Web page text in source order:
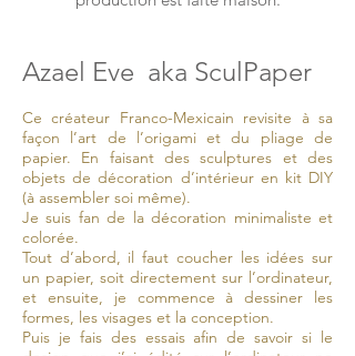
Azael Eve aka SculPaper
Ce créateur Franco-Mexicain revisite à sa
façon l’art de l’origami et du pliage de
papier. En faisant des sculptures et des
objets de décoration d’intérieur en kit DIY
(à assembler soi même).
Je suis fan de la décoration minimaliste et
colorée.
Tout d’abord, il faut coucher les idées sur
un papier, soit directement sur l’ordinateur,
et ensuite, je commence à dessiner les
formes, les visages et la conception.
Puis je fais des essais afin de savoir si le